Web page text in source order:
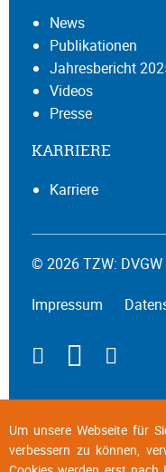
News
Publikationen
Jahresbericht
Videos
Presse
KARRIERE
Karriere
© 2026 TZW:
Impressum
Um unsere Webseite für
verbessern zu können,